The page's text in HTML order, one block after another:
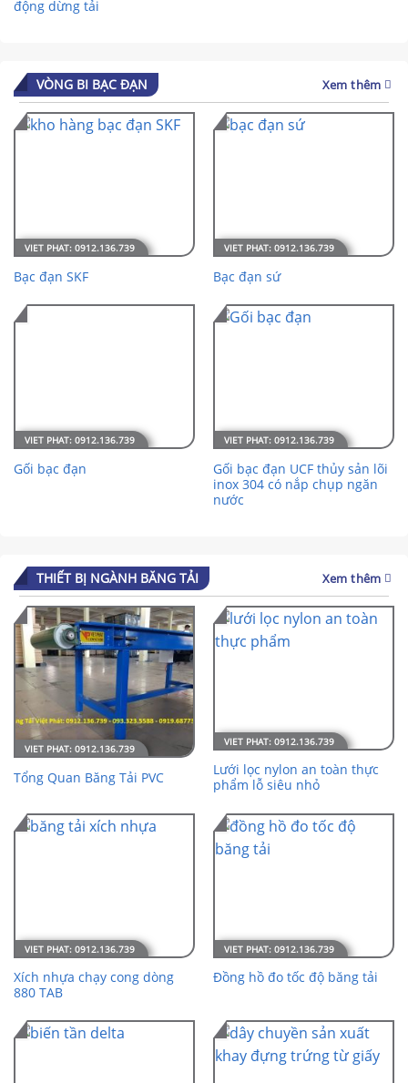
động dừng tải
VÒNG BI BẠC ĐẠN Xem thêm
Bạc đạn SKF Bạc đạn sứ
Gối bạc đạn
Gối bạc đạn UCF thủy sản lõi
inox 304 có nắp chụp ngăn
nước
THIẾT BỊ NGÀNH BĂNG TẢI Xem thêm
Tổng Quan Băng Tải PVC
Lưới lọc nylon an toàn thực
phẩm lỗ siêu nhỏ
Xích nhựa chạy cong dòng
880 TAB
Đồng hồ đo tốc độ băng tải